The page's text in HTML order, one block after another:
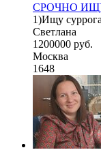
СРОЧНО
1)Ищу
Светлана
1200000 руб.
Москва
1648